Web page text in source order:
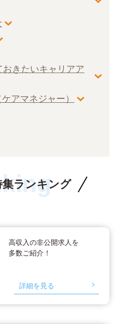
きたいキャリアア
アマネジャー）
集ランキング
高収入の非公開求人を
多数ご紹介！
詳細を見る